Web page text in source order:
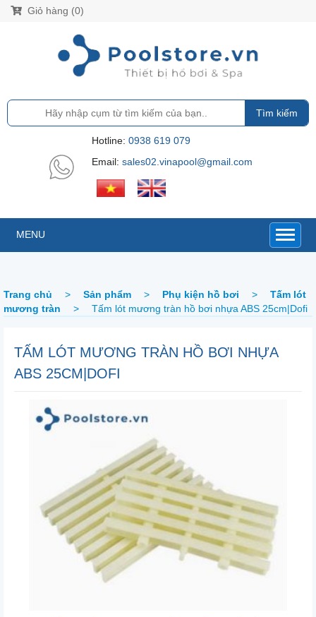
Giỏ hàng (0)
Tìm kiếm
Hotline: 0938 619 079
Email: sales02.vinapool@gmail.com
MENU
Trang chủ > Sản phẩm > Phụ kiện hồ bơi >
Tấm lót
mương tràn
> Tấm lót mương tràn hồ bơi nhựa ABS 25cm|Dofi
TẤM LÓT MƯƠNG TRÀN HỒ BƠI NHỰA
ABS 25CM|DOFI